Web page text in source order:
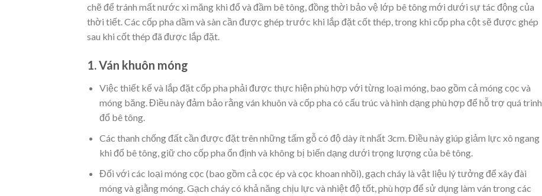
chẽ để tránh mất nước xi măng khi đổ và đầm bê tông, đồng thời bảo vệ lớp bê tông mới dưới sự tác động của
thời tiết. Các cốp pha dầm và sàn cần được ghép trước khi lắp đặt cốt thép, trong khi cốp pha cột sẽ được ghép
sau khi cốt thép đã được lắp đặt.
1. Ván khuôn móng
Việc thiết kế và lắp đặt cốp pha phải được thực hiện phù hợp với từng loại móng, bao gồm cả móng cọc và
móng băng. Điều này đảm bảo rằng ván khuôn và cốp pha có cấu trúc và hình dạng phù hợp để hỗ trợ quá trình
đổ bê tông.
Các thanh chống đất cần được đặt trên những tấm gỗ có độ dày ít nhất 3cm. Điều này giúp giảm lực xô ngang
khi đổ bê tông, giữ cho cốp pha ổn định và không bị biến dạng dưới trọng lượng của bê tông.
Đối với các loại móng cọc (bao gồm cả cọc ép và cọc khoan nhồi), gạch cháy là vật liệu lý tưởng để xây đài
móng và giằng móng. Gạch cháy có khả năng chịu lực và nhiệt độ tốt, phù hợp để sử dụng làm ván trong các